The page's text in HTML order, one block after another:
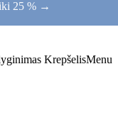
25 % →
KrepšelisMenu